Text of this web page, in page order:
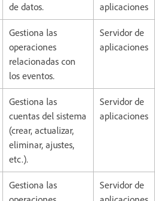
de datos.
aplicaciones
Gestiona las
operaciones
relacionadas con
los eventos.
Servidor de
aplicaciones
Gestiona las
cuentas del sistema
(crear, actualizar,
eliminar, ajustes,
etc.).
Servidor de
aplicaciones
Gestiona las
Servidor de